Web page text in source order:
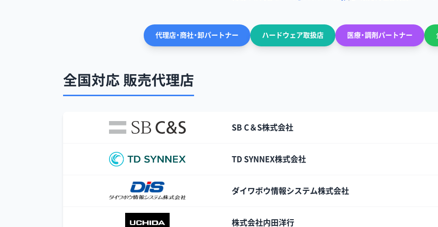
代理店・商社・卸パートナー ハードウェア取扱店 医療・調剤パートナー
全国対応 販売代理店
SB C＆S株式会社
TD SYNNEX株式会社
ダイワボウ情報システム株式会社
株式会社内田洋行